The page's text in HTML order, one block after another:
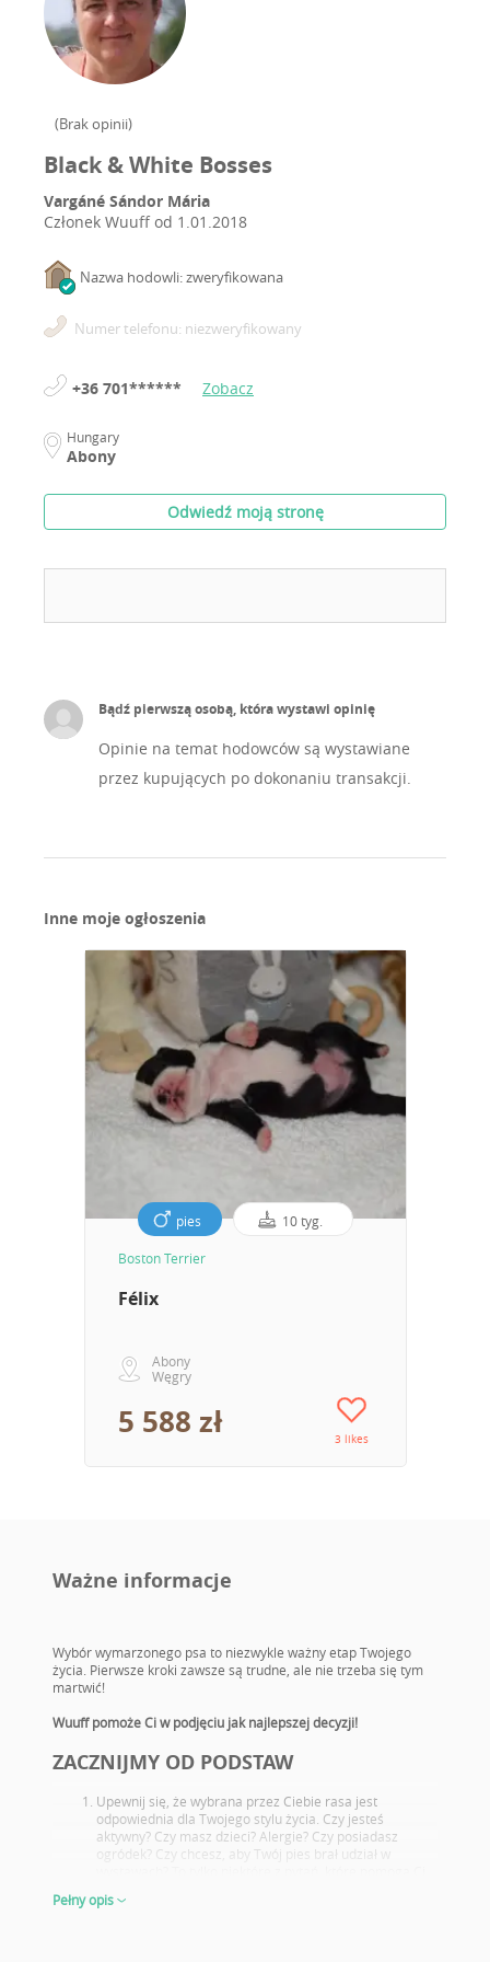
(Brak opinii)
Black & White Bosses
Vargáné Sándor Mária
Członek Wuuff od 1.01.2018
Nazwa hodowli: zweryfikowana
Numer telefonu: niezweryfikowany
+36 701****** Zobacz
Hungary
Abony
Odwiedź moją stronę
Bądź pierwszą osobą, która wystawi opinię
Opinie na temat hodowców są wystawiane
przez kupujących po dokonaniu transakcji.
Inne moje ogłoszenia
pies 10 tyg.
Boston Terrier
Félix
Abony
Węgry
5 588 zł 3 likes
Ważne informacje
Wybór wymarzonego psa to niezwykle ważny etap Twojego
życia. Pierwsze kroki zawsze są trudne, ale nie trzeba się tym
martwić!
Wuuff pomoże Ci w podjęciu jak najlepszej decyzji!
ZACZNIJMY OD PODSTAW
Upewnij się, że wybrana przez Ciebie rasa jest
odpowiednia dla Twojego stylu życia. Czy jesteś
aktywny? Czy masz dzieci? Alergie? Czy posiadasz
ogródek? Czy chcesz, aby Twój pies brał udział w
Zapoznaj się z potencjalnymi problemami zdrowotnymi
Pełny opis